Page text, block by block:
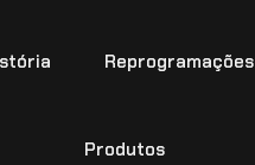
Reprogramações
Produtos